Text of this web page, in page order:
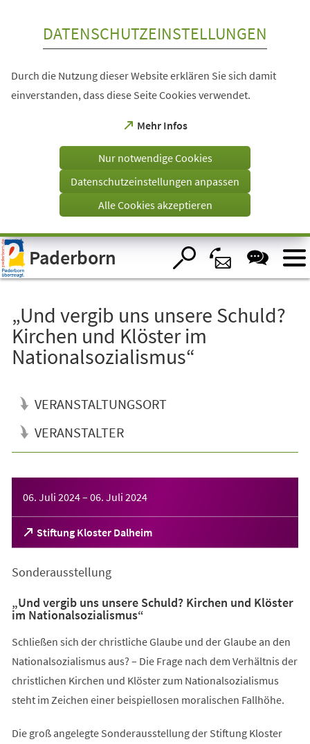
Visuelle
Assistenzsoftware
öffnen.
DATENSCHUTZEINSTELLUNGEN
Durch die Nutzung dieser Website erklären Sie sich damit
einverstanden, dass diese Seite Cookies verwendet.
Mehr Infos
(Öffnet
einem
Tab)
Nur notwendige Cookies
Datenschutzeinstellungen anpassen
Alle Cookies akzeptieren
Paderborn
„Und vergib uns unsere Schuld?
Kirchen und Klöster im
Nationalsozialismus“
VERANSTALTUNGSORT
VERANSTALTER
06. Juli 2024– 06. Juli 2024
Stiftung Kloster Dalheim
(Öffnet
in
neuen
Sonderausstellung
„Und vergib uns unsere Schuld? Kirchen und Klöster
im Nationalsozialismus“
Schließen sich der christliche Glaube und der Glaube an den
Nationalsozialismus aus? – Die Frage nach dem Verhältnis der
christlichen Kirchen und Klöster zum Nationalsozialismus
steht im Zeichen einer beispiellosen moralischen Fallhöhe.
Die groß angelegte Sonderausstellung der Stiftung Kloster